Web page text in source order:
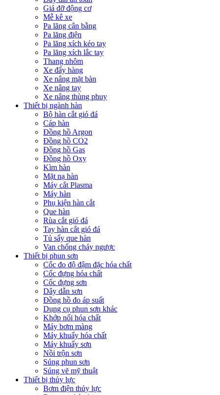
Giá đỡ động cơ
Mễ kê xe
Pa lăng cân bằng
Pa lăng điện
Pa lăng xích kéo tay
Pa lăng xích lắc tay
Thang nhôm
Xe đẩy hàng
Xe nâng mặt bàn
Xe nâng tay
Xe nâng thùng phuy
Thiết bị ngành hàn
Bộ hàn cắt gió đá
Cáp hàn
Đồng hồ Argon
Đồng hồ CO2
Đồng hồ Gas
Đồng hồ Oxy
Kìm hàn
Mặt nạ hàn
Máy cắt Plasma
Máy hàn
Phụ kiện hàn cắt
Que hàn
Rùa cắt gió đá
Tay hàn cắt gió đá
Tủ sấy que hàn
Van chống cháy ngược
Thiết bị phun sơn
Cốc đo độ đậm đặc hóa chất
Cốc đựng hóa chất
Cốc đựng sơn
Dây dẫn sơn
Đồng hồ đo áp suất
Dụng cụ phun sơn khác
Khớp nối hóa chất
Máy bơm màng
Máy khuấy hóa chất
Máy khuấy sơn
Nồi trộn sơn
Súng phun sơn
Súng vẽ mỹ thuật
Thiết bị thủy lực
Bơm điện thủy lực